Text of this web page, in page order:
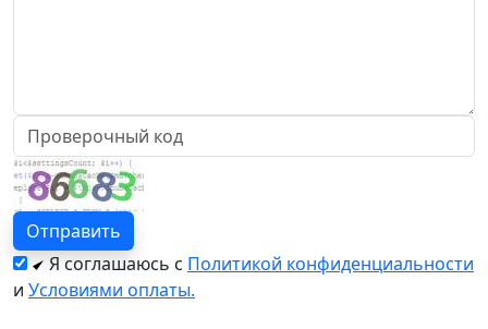
Я соглашаюсь с Политикой конфиденциальности
и Условиями оплаты.